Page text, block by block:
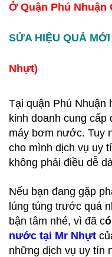
Ở Quận Phú Nhuận
SỬA HIỆU QUẢ
Nhựt)
Tại quận Phú Nhuận
kinh doanh cung
máy bơm nước. Tuy
cho mình dịch vụ uy
không phải điều dễ
Nếu bạn đang gặp
lúng túng trước quá
bận tâm nhé, vì đã c
nước tại Mr Nhựt
những dịch vụ uy tín